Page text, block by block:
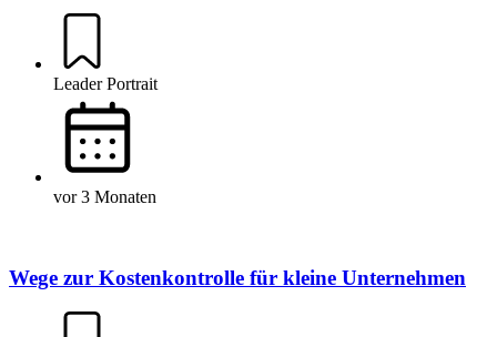
Leader Portrait
vor 3 Monaten
Wege zur Kostenkontrolle für kleine Unternehmen